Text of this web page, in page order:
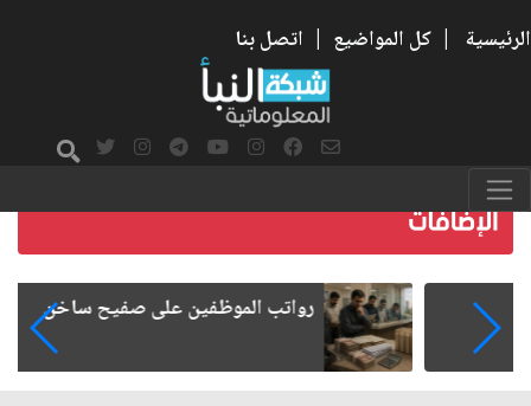
الرئيسية | كل المواضيع | اتصل بنا
رواتب الموظفين على صفيح ساخن